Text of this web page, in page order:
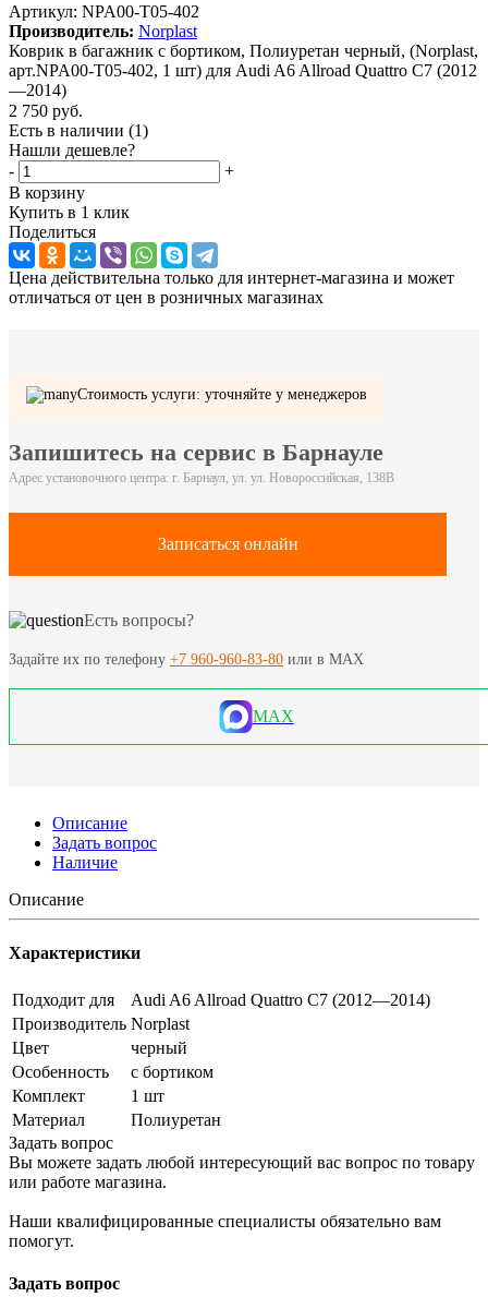
Артикул: NPA00-T05-402
Производитель: Norplast
Коврик в багажник с бортиком, Полиуретан черный, (Norplast,
арт.NPA00-T05-402, 1 шт) для Audi A6 Allroad Quattro C7 (2012
—2014)
2 750 руб.
Есть в наличии (1)
Нашли дешевле?
-
+
В корзину
Купить в 1 клик
Поделиться
Цена действительна только для интернет-магазина и может
отличаться от цен в розничных магазинах
Стоимость услуги: уточняйте у менеджеров
Запишитесь на сервис в Барнауле
Адрес установочного центра: г. Барнаул, ул. ул. Новороссийская, 138В
Записаться онлайн
Есть вопросы?
Задайте их по телефону +7 960-960-83-80 или в MAX
MAX
Описание
Задать вопрос
Наличие
Описание
Характеристики
Подходит для
Audi A6 Allroad Quattro C7 (2012—2014)
Производитель Norplast
Цвет
черный
Особенность
с бортиком
Комплект
1 шт
Материал
Полиуретан
Задать вопрос
Вы можете задать любой интересующий вас вопрос по товару
или работе магазина.
Наши квалифицированные специалисты обязательно вам
помогут.
Задать вопрос